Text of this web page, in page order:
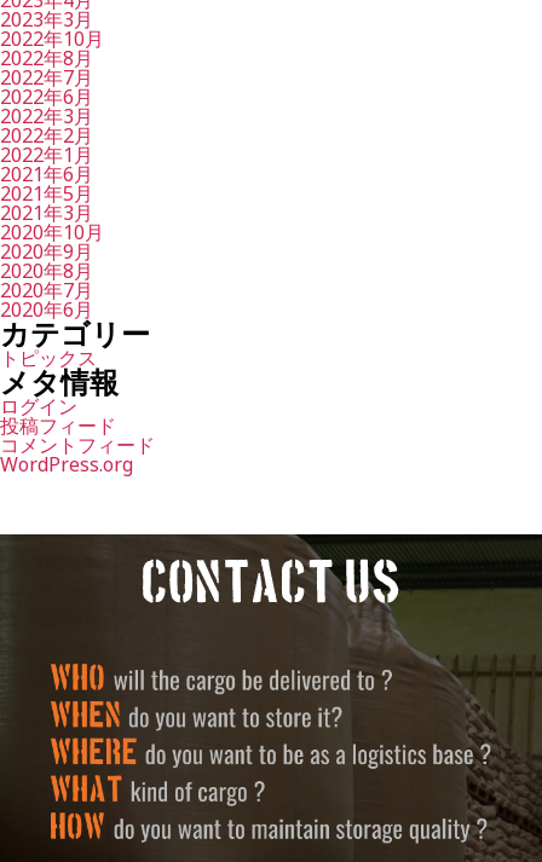
2023年3月
2022年10月
2022年8月
2022年7月
2022年6月
2022年3月
2022年2月
2022年1月
2021年6月
2021年5月
2021年3月
2020年10月
2020年9月
2020年8月
2020年7月
2020年6月
カテゴリー
トピックス
メタ情報
ログイン
投稿フィード
コメントフィード
WordPress.org